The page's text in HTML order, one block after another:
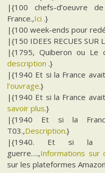
|{100 chefs-d’oeuvre
France.,Ici .}
|{100 week-ends pour
|{150 IDEES RECUES SUR
|{1795, Quiberon ou Le
description .}
|{1940 Et si la France
l’ouvrage.}
|{1940 Et si la France
savoir plus.}
|{1940 Et si la
T03.,Description.}
|{1940. Et si la
guerre….,Informations sur
sur les plateformes